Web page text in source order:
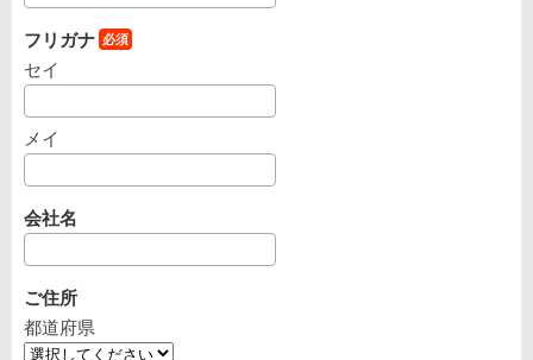
フリガナ
セイ
メイ
会社名
ご住所
都道府県